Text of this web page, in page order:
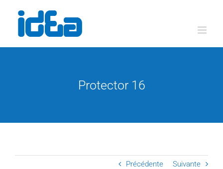
contenu
Protector 16
Précédente Suivante